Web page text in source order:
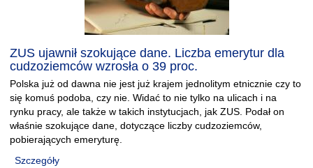
ZUS ujawnił szokujące dane. Liczba emerytur dla
cudzoziemców wzrosła o 39 proc.
Polska już od dawna nie jest już krajem jednolitym etnicznie czy to
się komuś podoba, czy nie. Widać to nie tylko na ulicach i na
rynku pracy, ale także w takich instytucjach, jak ZUS. Podał on
właśnie szokujące dane, dotyczące liczby cudzoziemców,
pobierających emeryturę.
Szczegóły